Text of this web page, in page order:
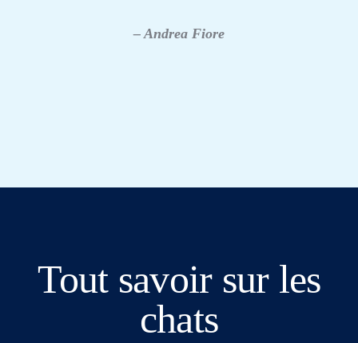
– Andrea Fiore
Tout savoir sur les
chats